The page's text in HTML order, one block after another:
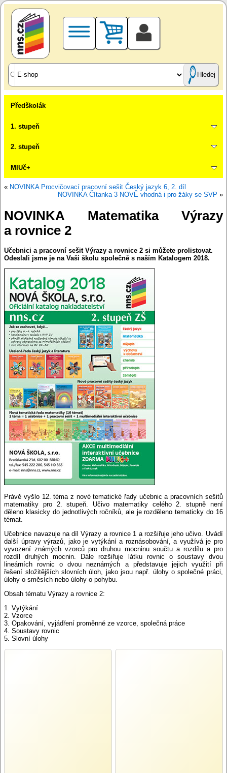
Hledej
Předškolák
1. stupeň
2. stupeň
MIUč+
« NOVINKA Procvičovací pracovní sešit Český jazyk 6, 2. díl
NOVINKA Čítanka 3 NOVĚ vhodná i pro žáky se SVP »
NOVINKA Matematika Výrazy
a rovnice 2
Učebnici a pracovní sešit Výrazy a rovnice 2 si můžete prolistovat.
Odeslali jsme je na Vaši školu společně s naším Katalogem 2018.
Právě vyšlo 12. téma z nové tematické řady učebnic a pracovních sešitů
matematiky pro 2. stupeň. Učivo matematiky celého 2. stupně není
děleno klasicky do jednotlivých ročníků, ale je rozděleno tematicky do 16
témat.
Učebnice navazuje na díl Výrazy a rovnice 1 a rozšiřuje jeho učivo. Uvádí
další úpravy výrazů, jako je vytýkání a roznásobování, a využívá je pro
vyvození známých vzorců pro druhou mocninu součtu a rozdílu a pro
rozdíl druhých mocnin. Dále rozšiřuje látku rovnic o soustavy dvou
lineárních rovnic o dvou neznámých a představuje jejich využití při
řešení složitějších slovních úloh, jako jsou např. úlohy o společné práci,
úlohy o směsích nebo úlohy o pohybu.
Obsah tématu Výrazy a rovnice 2:
1. Vytýkání
2. Vzorce
3. Opakování, vyjádření proměnné ze vzorce, společná práce
4. Soustavy rovnic
5. Slovní úlohy